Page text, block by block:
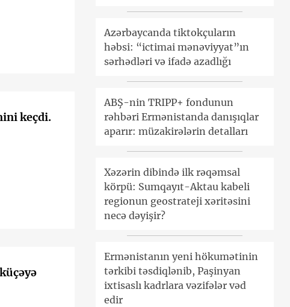
keçdi.
Azərbaycanda tiktokçuların
həbsi: “ictimai mənəviyyat”ın
sərhədləri və ifadə azadlığı
ABŞ-nin TRIPP+ fondunun
rəhbəri Ermənistanda danışıqlar
aparır: müzakirələrin detalları
Xəzərin dibində ilk rəqəmsal
körpü: Sumqayıt-Aktau kabeli
regionun geostrateji xəritəsini
necə dəyişir?
Ermənistanın yeni hökumətinin
tərkibi təsdiqlənib, Paşinyan
ixtisaslı kadrlara vəzifələr vəd
edir